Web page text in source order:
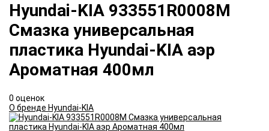
Hyundai-KIA 933551R0008M
Смазка универсальная
пластика Hyundai-KIA аэр
Ароматная 400мл
0 оценок
О бренде Hyundai-KIA